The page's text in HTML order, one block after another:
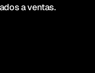
a ventas.